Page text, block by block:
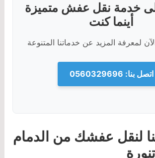
خدمة نقل عفش متميزة
أينما كنت
لمعرفة المزيد عن خدماتنا المتنوعة
اتصل بنا: 0560329696
لنقل عفشك من الدمام